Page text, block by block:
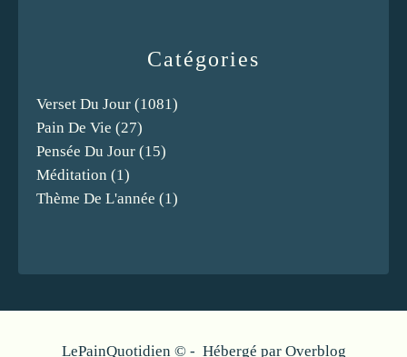
Catégories
Verset Du Jour (1081)
Pain De Vie (27)
Pensée Du Jour (15)
Méditation (1)
Thème De L'année (1)
LePainQuotidien © - Hébergé par Overblog